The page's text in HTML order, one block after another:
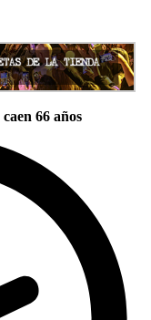
66 años